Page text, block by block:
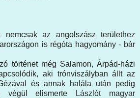
nemcsak az angolszász területhez
is régóta hagyomány - bár
történet még Salamon, Árpád-házi
aki trónviszályban állt az
és annak halála után pedig
végül elismerte Lászlót magyar